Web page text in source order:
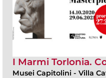
I Marmi Torlonia.
Musei Capitolini - Villa